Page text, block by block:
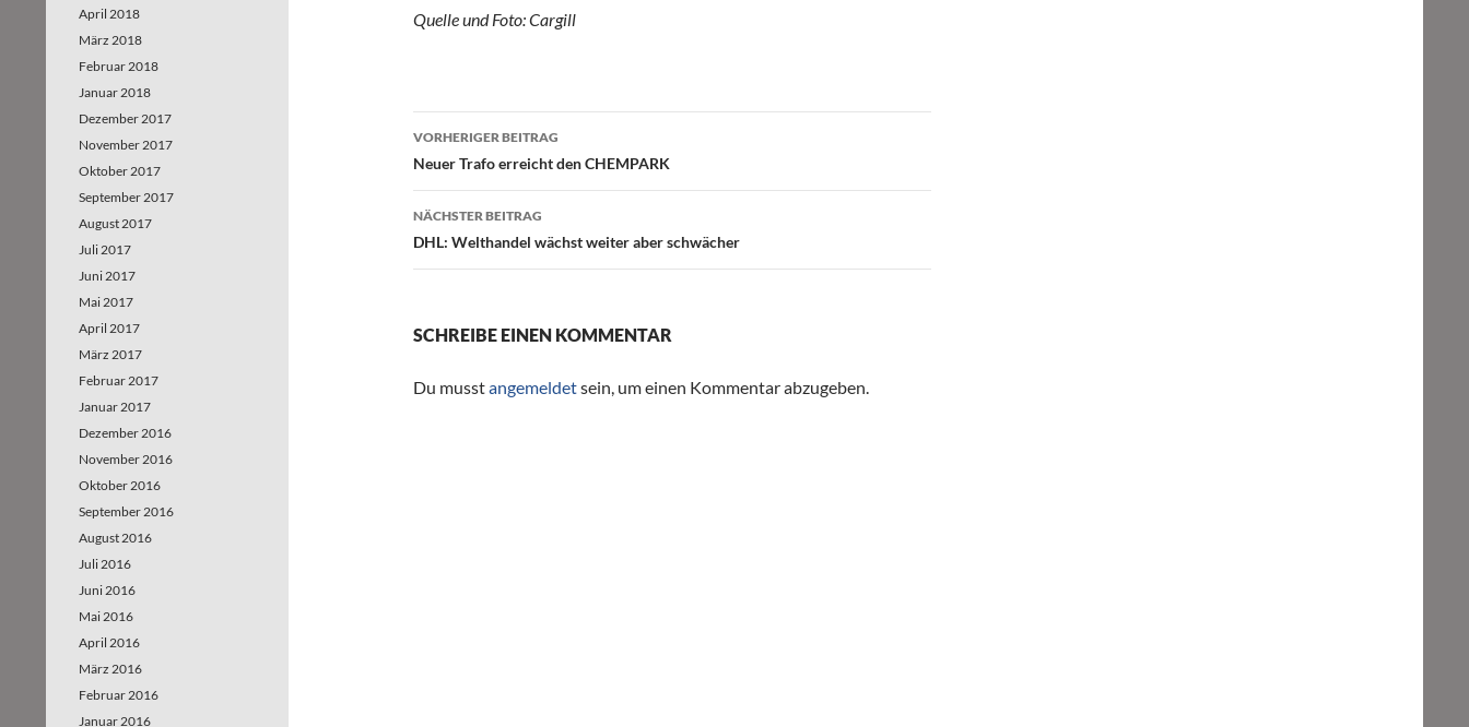
Quelle und Foto: Cargill
Beitragsnavigation
VORHERIGER BEITRAG
Neuer Trafo erreicht den CHEMPARK
NÄCHSTER BEITRAG
DHL: Welthandel wächst weiter aber schwächer
SCHREIBE EINEN KOMMENTAR
Du musstangemeldetsein, um einen Kommentar abzugeben.
April 2018
März 2018
Februar 2018
Januar 2018
Dezember 2017
November 2017
Oktober 2017
September 2017
August 2017
Juli 2017
Juni 2017
Mai 2017
April 2017
März 2017
Februar 2017
Januar 2017
Dezember 2016
November 2016
Oktober 2016
September 2016
August 2016
Juli 2016
Juni 2016
Mai 2016
April 2016
März 2016
Februar 2016
Januar 2016